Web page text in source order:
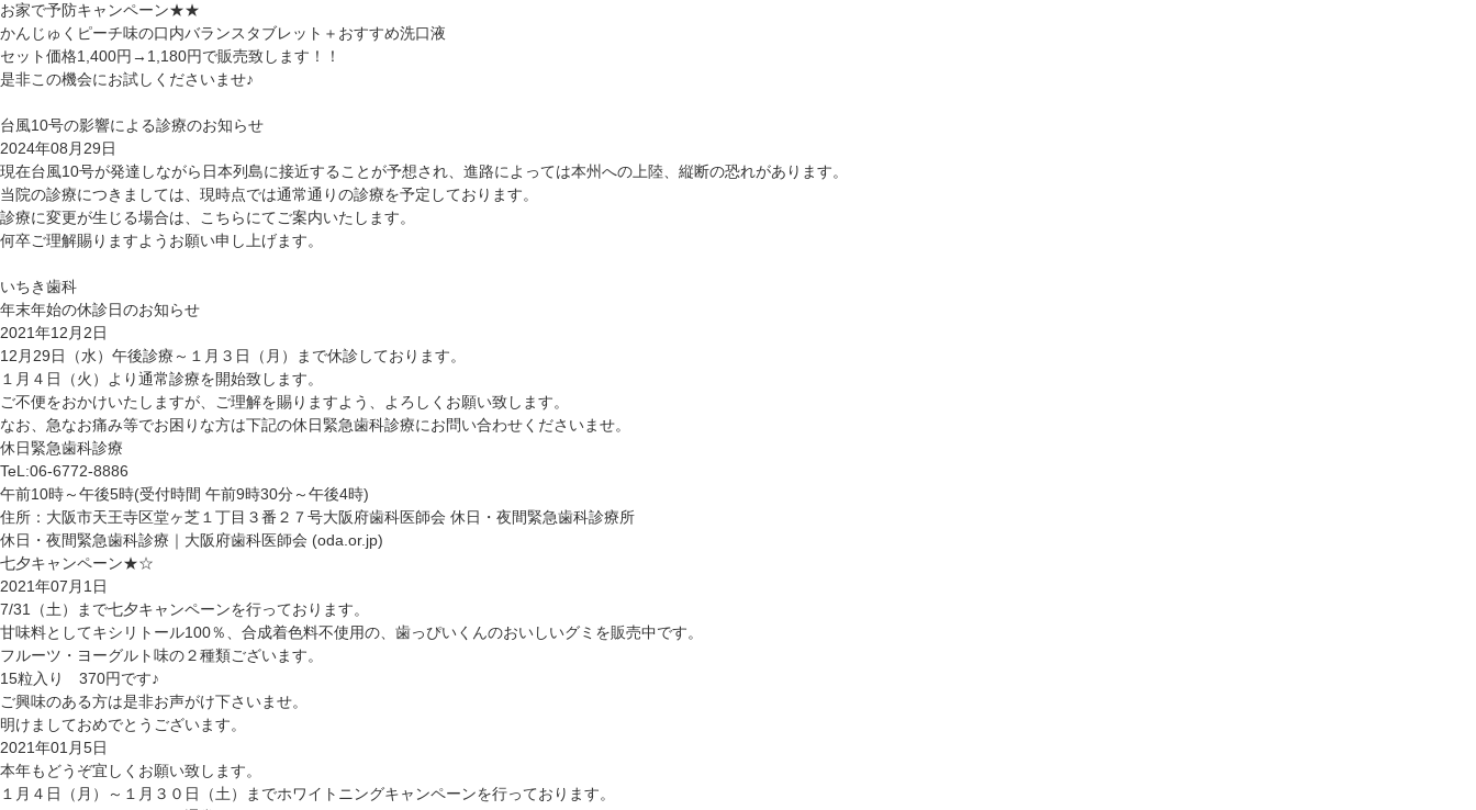
お家で予防キャンペーン★★
かんじゅくピーチ味の口内バランスタブレット＋おすすめ洗口液
セット価格1,400円→1,180円で販売致します！！
是非この機会にお試しくださいませ♪
台風10号の影響による診療のお知らせ
2024年08月29日
現在台風10号が発達しながら日本列島に接近することが予想され、進路によっては本州への上陸、縦断の恐れがあります。
当院の診療につきましては、現時点では通常通りの診療を予定しております。
診療に変更が生じる場合は、こちらにてご案内いたします。
何卒ご理解賜りますようお願い申し上げます。
いちき歯科
年末年始の休診日のお知らせ
2021年12月2日
12月29日（水）午後診療～１月３日（月）まで休診しております。
１月４日（火）より通常診療を開始致します。
ご不便をおかけいたしますが、ご理解を賜りますよう、よろしくお願い致します。
なお、急なお痛み等でお困りな方は下記の休日緊急歯科診療にお問い合わせくださいませ。
休日緊急歯科診療
TeL:06-6772-8886
午前10時～午後5時(受付時間 午前9時30分～午後4時)
住所：大阪市天王寺区堂ヶ芝１丁目３番２７号大阪府歯科医師会 休日・夜間緊急歯科診療所
休日・夜間緊急歯科診療｜大阪府歯科医師会 (oda.or.jp)
七夕キャンペーン★☆
2021年07月1日
7/31（土）まで七夕キャンペーンを行っております。
甘味料としてキシリトール100％、合成着色料不使用の、歯っぴいくんのおいしいグミを販売中です。
フルーツ・ヨーグルト味の２種類ございます。
15粒入り 370円です♪
ご興味のある方は是非お声がけ下さいませ。
明けましておめでとうございます。
2021年01月5日
本年もどうぞ宜しくお願い致します。
１月４日（月）～１月３０日（土）までホワイトニングキャンペーンを行っております。